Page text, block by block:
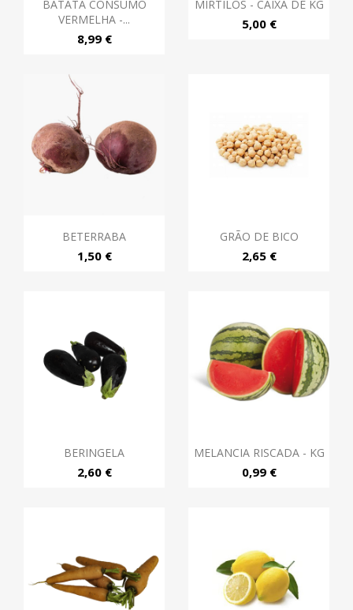
BATATA CONSUMO
VERMELHA -...
8,99 €
MIRTILOS - CAIXA DE KG
5,00 €
BETERRABA
1,50 €
GRÃO DE BICO
2,65 €
BERINGELA
2,60 €
MELANCIA RISCADA - KG
0,99 €